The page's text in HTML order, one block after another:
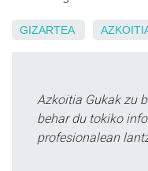
GIZARTEA
Azkoitia Gukak zu
behar du tokiko
profesionalean